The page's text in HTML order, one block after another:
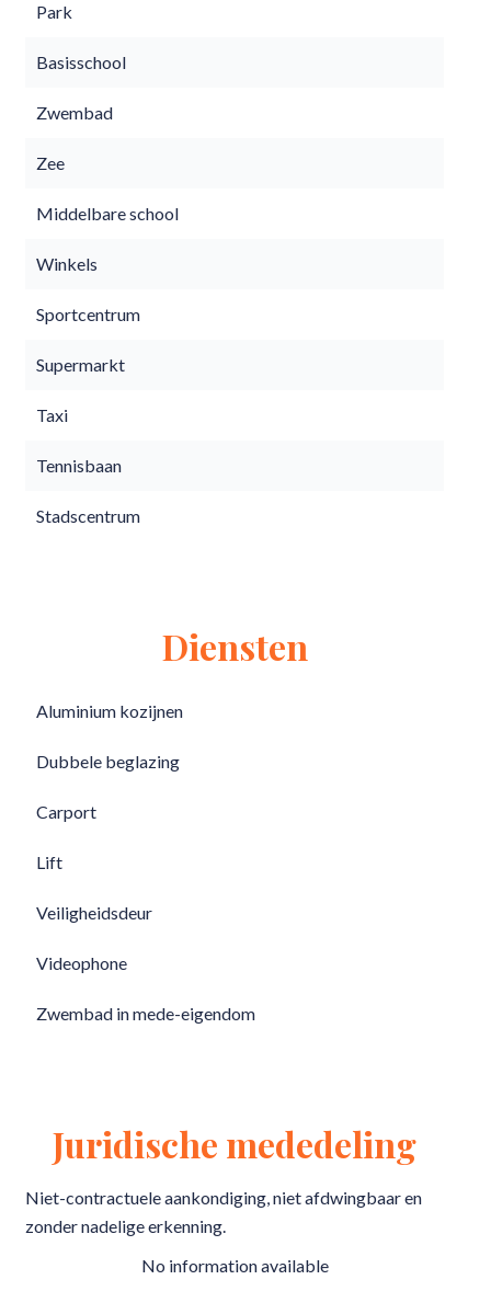
Park
Basisschool
Zwembad
Zee
Middelbare school
Winkels
Sportcentrum
Supermarkt
Taxi
Tennisbaan
Stadscentrum
Diensten
Aluminium kozijnen
Dubbele beglazing
Carport
Lift
Veiligheidsdeur
Videophone
Zwembad in mede-eigendom
Juridische mededeling
Niet-contractuele aankondiging, niet afdwingbaar en
zonder nadelige erkenning.
No information available